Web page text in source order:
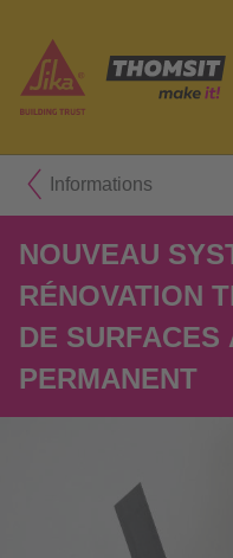
Informations
NOUVEAU
RÉNOVATION
DE SURFACES
PERMANENT